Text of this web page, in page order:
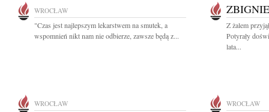
WROCŁAW
"Czas jest najlepszym lekarstwem na smutek, a
wspomnień nikt nam nie odbierze, zawsze będą z...
Z żalem
Potyrały
lata...
WROCŁAW WROCŁAW